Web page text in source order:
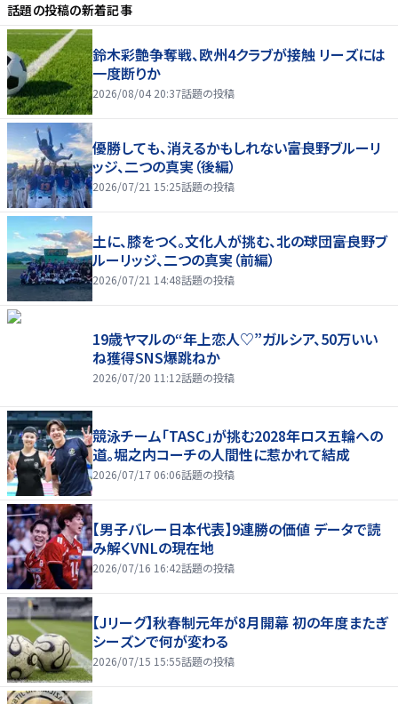
話題の投稿の新着記事
鈴木彩艶争奪戦、欧州4クラブが接触 リーズには
一度断りか
2026/08/04 20:37話題の投稿
優勝しても、消えるかもしれない――富良野ブルーリ
ッジ、二つの真実（後編）
2026/07/21 15:25話題の投稿
土に、膝をつく。文化人が挑む、北の球団――富良野ブ
ルーリッジ、二つの真実（前編）
2026/07/21 14:48話題の投稿
19歳ヤマルの“年上恋人♡”ガルシア、50万いい
ね獲得SNS爆跳ねか
2026/07/20 11:12話題の投稿
競泳チーム「TASC」が挑む2028年ロス五輪への
道。堀之内コーチの人間性に惹かれて結成
2026/07/17 06:06話題の投稿
【男子バレー日本代表】9連勝の価値 データで読
み解くVNLの現在地
2026/07/16 16:42話題の投稿
【Jリーグ】秋春制元年が8月開幕 初の年度またぎ
シーズンで何が変わる
2026/07/15 15:55話題の投稿